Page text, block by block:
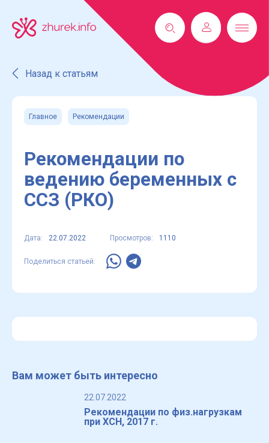
Назад к статьям
Главное Рекомендации
Рекомендации по
ведению беременных с
ССЗ (РКО)
Дата: 22.07.2022 Просмотров: 1110
Поделиться статьей:
Вам может быть интересно
22.07.2022
Рекомендации по физ.нагрузкам
при ХСН, 2017 г.